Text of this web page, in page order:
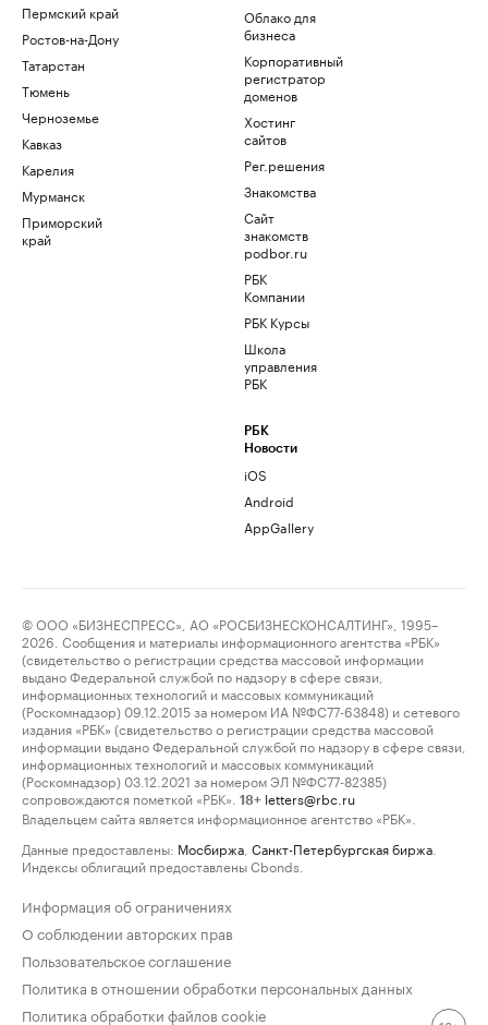
Пермский край
Ростов-на-Дону
Татарстан
Тюмень
Черноземье
Кавказ
Карелия
Мурманск
Приморский
край
Облако для
бизнеса
Корпоративный
регистратор
доменов
Хостинг
сайтов
Рег.решения
Знакомства
Сайт
знакомств
podbor.ru
РБК
Компании
РБК Курсы
Школа
управления
РБК
РБК
Новости
iOS
Android
AppGallery
© ООО «БИЗНЕСПРЕСС», АО «РОСБИЗНЕСКОНСАЛТИНГ», 1995–
2026. Сообщения и материалы информационного агентства «РБК»
(свидетельство о регистрации средства массовой информации
выдано Федеральной службой по надзору в сфере связи,
информационных технологий и массовых коммуникаций
(Роскомнадзор) 09.12.2015 за номером ИА №ФС77-63848) и сетевого
издания «РБК» (свидетельство о регистрации средства массовой
информации выдано Федеральной службой по надзору в сфере связи,
информационных технологий и массовых коммуникаций
(Роскомнадзор) 03.12.2021 за номером ЭЛ №ФС77-82385)
сопровождаются пометкой «РБК».
18+ letters@rbc.ru
Владельцем сайта является информационное агентство «РБК».
Данные предоставлены: Мосбиржа Санкт-Петербургская биржа
Индексы облигаций предоставлены Cbonds.
Информация об ограничениях
О соблюдении авторских прав
Пользовательское соглашение
Политика в отношении обработки персональных данных
Политика обработки файлов cookie